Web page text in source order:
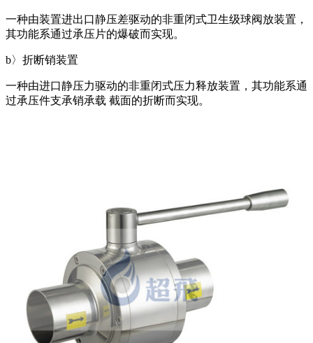
一种由装置进出口静压差驱动的非重闭式卫生级球阀放装置，
其功能系通过承压片的爆破而实现。
b〉折断销装置
一种由进口静压力驱动的非重闭式压力释放装置，其功能系通
过承压件支承销承载 截面的折断而实现。